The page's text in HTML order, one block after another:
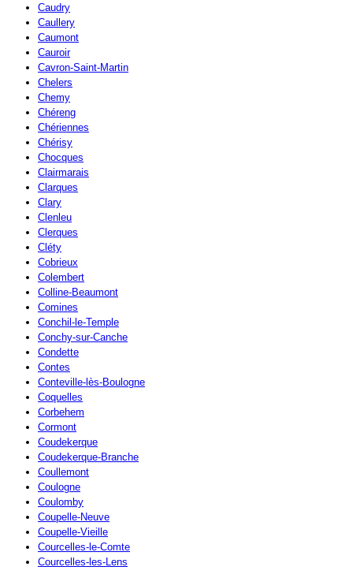
Caudry
Caullery
Caumont
Cauroir
Cavron-Saint-Martin
Chelers
Chemy
Chéreng
Chériennes
Chérisy
Chocques
Clairmarais
Clarques
Clary
Clenleu
Clerques
Cléty
Cobrieux
Colembert
Colline-Beaumont
Comines
Conchil-le-Temple
Conchy-sur-Canche
Condette
Contes
Conteville-lès-Boulogne
Coquelles
Corbehem
Cormont
Coudekerque
Coudekerque-Branche
Coullemont
Coulogne
Coulomby
Coupelle-Neuve
Coupelle-Vieille
Courcelles-le-Comte
Courcelles-les-Lens